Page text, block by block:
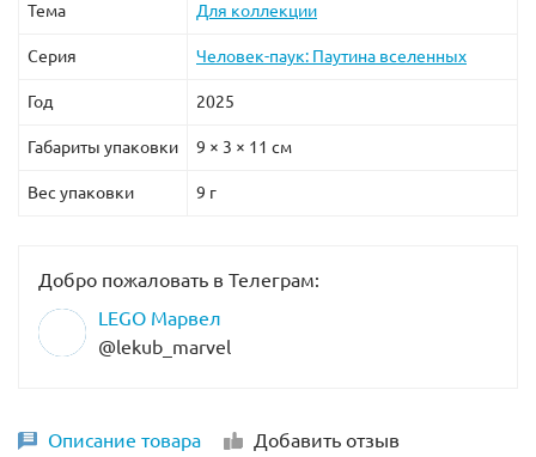
Тема Для коллекции
Серия Человек-паук: Паутина вселенных
Год 2025
Габариты упаковки 9 × 3 × 11 см
Вес упаковки 9 г
Добро пожаловать в Телеграм:
LEGO Марвел
@lekub_marvel
Описание товара Добавить отзыв